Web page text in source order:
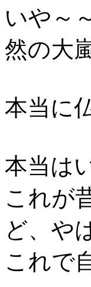
いや～
然の大
本当に
本当は
これが
ど、や
これで